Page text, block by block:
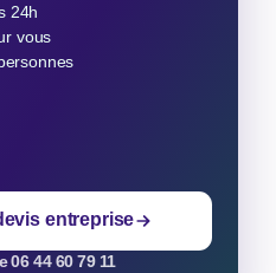
24h
vous
entreprise
06 44 60 79 11